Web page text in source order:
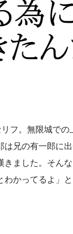
フ。無限城での
兄の有一郎に
ました。そん
かってるよ」